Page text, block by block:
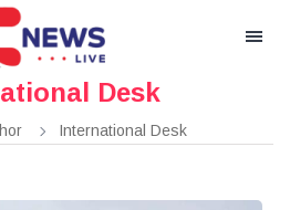
Desk
International Desk